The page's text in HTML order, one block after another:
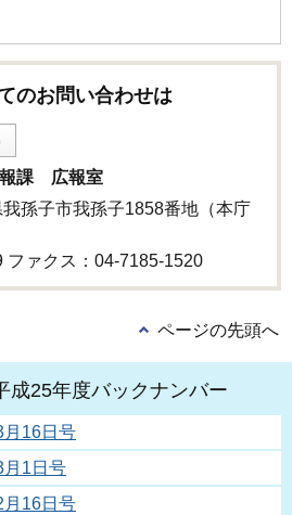
のお問い合わせは
課 広報室
孫子市我孫子1858番地（本庁
ファクス：04-7185-1520
ページの先頭へ
成25年度バックナンバー
月16日号
月1日号
月16日号